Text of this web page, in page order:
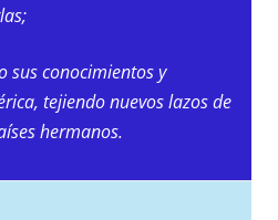
conocimientos y
tejiendo nuevos lazos de
hermanos.